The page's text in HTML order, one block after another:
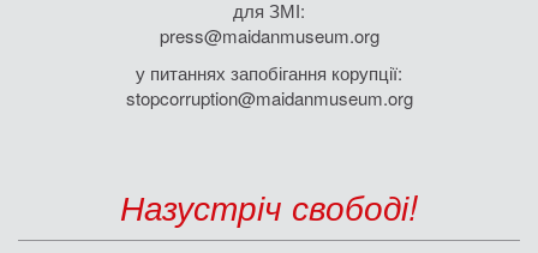
для ЗМІ:
press@maidanmuseum.org
у питаннях запобігання корупції:
stopcorruption@maidanmuseum.org
Назустріч свободі!